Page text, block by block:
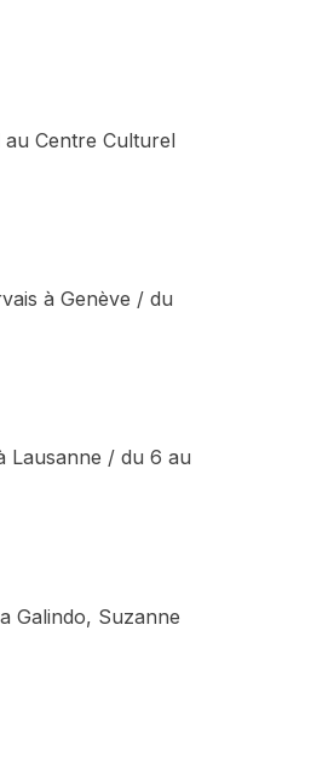
au Centre Culturel
à Genève / du
Lausanne / du 6 au
Galindo, Suzanne